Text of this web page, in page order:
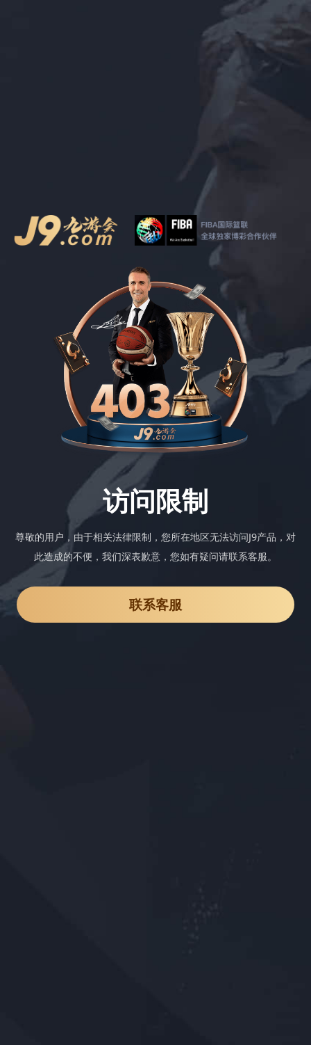
访问限制
尊敬的用户，由于相关法律限制，您所在地区无法访问J9产品，对
此造成的不便，我们深表歉意，您如有疑问请联系客服。
联系客服